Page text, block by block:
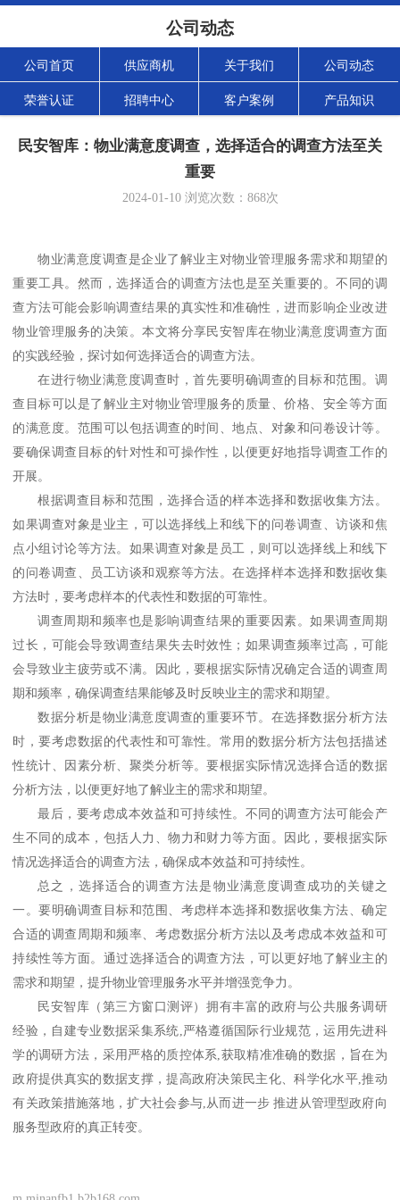
公司动态
公司首页 供应商机 关于我们 公司动态
荣誉认证 招聘中心 客户案例 产品知识
民安智库：物业满意度调查，选择适合的调查方法至关
重要
2024-01-10浏览次数： 868次
物业满意度调查是企业了解业主对物业管理服务需求和期望的
重要工具。然而，选择适合的调查方法也是至关重要的。不同的调
查方法可能会影响调查结果的真实性和准确性，进而影响企业改进
物业管理服务的决策。本文将分享民安智库在物业满意度调查方面
的实践经验，探讨如何选择适合的调查方法。
在进行物业满意度调查时，首先要明确调查的目标和范围。调
查目标可以是了解业主对物业管理服务的质量、价格、安全等方面
的满意度。范围可以包括调查的时间、地点、对象和问卷设计等。
要确保调查目标的针对性和可操作性，以便更好地指导调查工作的
开展。
根据调查目标和范围，选择合适的样本选择和数据收集方法。
如果调查对象是业主，可以选择线上和线下的问卷调查、访谈和焦
点小组讨论等方法。如果调查对象是员工，则可以选择线上和线下
的问卷调查、员工访谈和观察等方法。在选择样本选择和数据收集
方法时，要考虑样本的代表性和数据的可靠性。
调查周期和频率也是影响调查结果的重要因素。如果调查周期
过长，可能会导致调查结果失去时效性；如果调查频率过高，可能
会导致业主疲劳或不满。因此，要根据实际情况确定合适的调查周
期和频率，确保调查结果能够及时反映业主的需求和期望。
数据分析是物业满意度调查的重要环节。在选择数据分析方法
时，要考虑数据的代表性和可靠性。常用的数据分析方法包括描述
性统计、因素分析、聚类分析等。要根据实际情况选择合适的数据
分析方法，以便更好地了解业主的需求和期望。
最后，要考虑成本效益和可持续性。不同的调查方法可能会产
生不同的成本，包括人力、物力和财力等方面。因此，要根据实际
情况选择适合的调查方法，确保成本效益和可持续性。
总之，选择适合的调查方法是物业满意度调查成功的关键之
一。要明确调查目标和范围、考虑样本选择和数据收集方法、确定
合适的调查周期和频率、考虑数据分析方法以及考虑成本效益和可
持续性等方面。通过选择适合的调查方法，可以更好地了解业主的
需求和期望，提升物业管理服务水平并增强竞争力。
民安智库（第三方窗口测评）拥有丰富的政府与公共服务调研
经验，自建专业数据采集系统,严格遵循国际行业规范，运用先进科
学的调研方法，采用严格的质控体系,获取精准准确的数据，旨在为
政府提供真实的数据支撑，提高政府决策民主化、科学化水平,推动
有关政策措施落地，扩大社会参与,从而进一步 推进从管理型政府向
服务型政府的真正转变。